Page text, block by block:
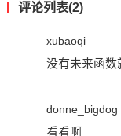
评论列表(2)
xubaoqi
没有未来函数
donne_bigdog
看看啊